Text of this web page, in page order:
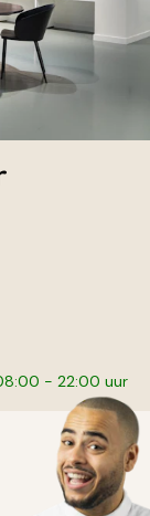
- 22:00 uur